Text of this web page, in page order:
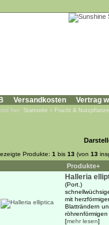
Versandkosten Vertrag
hier: Startseite » Frucht &
Produkte: 1 bis 13 (von 13
Produkte+
Halleria
(Port.)
mit
Blatträndern
röhrenförmigen
[mehr lesen]